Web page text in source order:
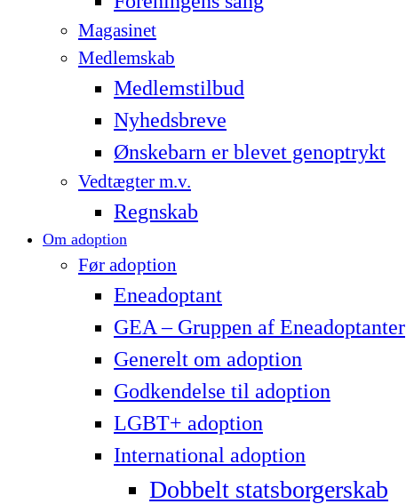
Magasinet
Medlemskab
Medlemstilbud
Nyhedsbreve
Ønskebarn er blevet genoptrykt
Vedtægter m.v.
Regnskab
Om adoption
Før adoption
Eneadoptant
GEA – Gruppen af Eneadoptanter
Generelt om adoption
Godkendelse til adoption
LG­BT+ adoption
International adoption
Dobbelt statsborgerskab